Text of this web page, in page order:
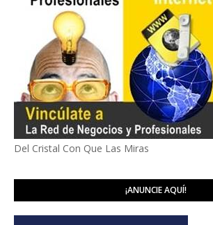
Del Cristal Con Que Las Miras
¡ANUNCIE AQUÍ!